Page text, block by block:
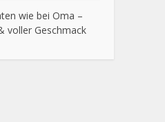
wie bei Oma –
voller Geschmack